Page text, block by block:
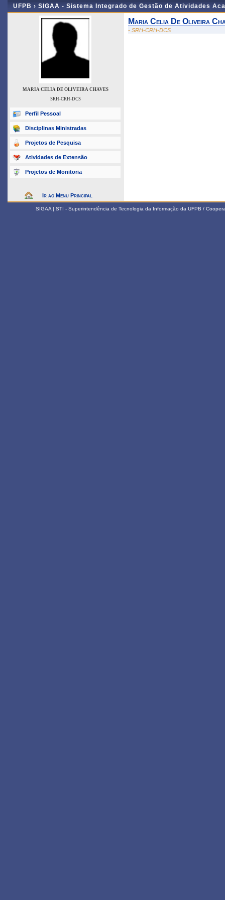
UFPB › SIGAA - Sistema Integrado de Gestão de Atividades
MARIA CELIA DE OLIVEIRA CHAVES
SRH-CRH-DCS
Perfil Pessoal
Disciplinas Ministradas
Projetos de Pesquisa
Atividades de Extensão
Projetos de Monitoria
Ir ao Menu Principal
Maria Celia De Oliveira
- SRH-CRH-DCS
SIGAA | STI - Superintendência de Tecnologia da Informação da UFPB /